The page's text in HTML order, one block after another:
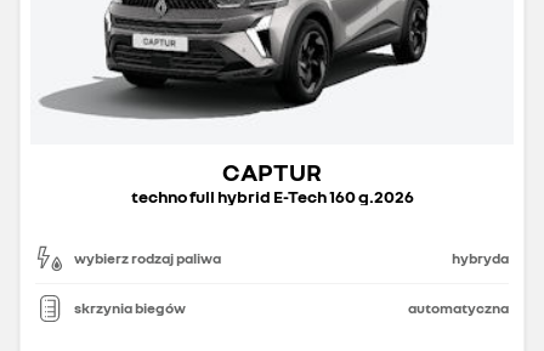
CAPTUR
techno full hybrid E-Tech 160 g.2026
wybierz rodzaj paliwa hybryda
skrzynia biegów automatyczna